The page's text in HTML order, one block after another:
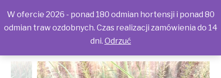
W ofercie 2026 - ponad 180 odmian hortensji i ponad 80
odmian traw ozdobnych. Czas realizacji zamówienia do 14
dni. Odrzuć